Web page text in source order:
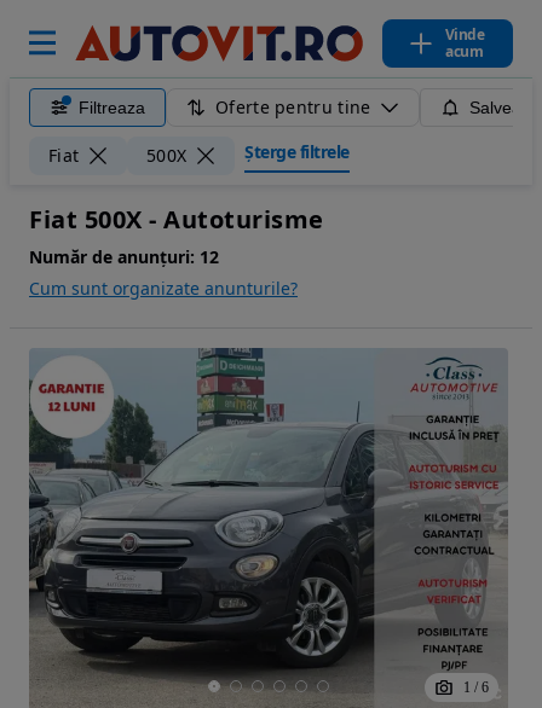
Vinde
acum
Filtreaza Oferte pentru tine
Fiat 500X Șterge filtrele
Fiat 500X - Autoturisme
Număr de anunțuri: 12
Cum sunt organizate anunturile?
1 / 6